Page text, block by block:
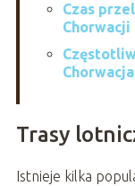
Czas
Chorwacji
Chorwacja
Trasy
Istnieje kilka